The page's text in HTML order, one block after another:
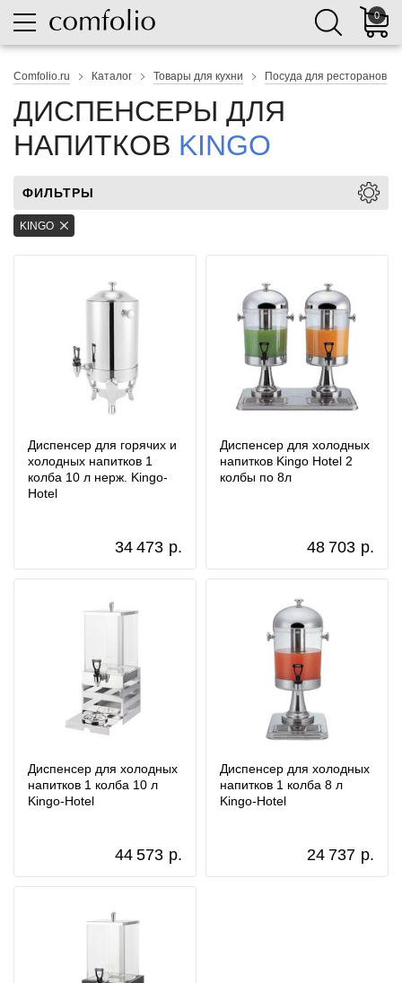
0
Comfolio.ru Каталог Товары для кухни Посуда для ресторанов
ДИСПЕНСЕРЫ ДЛЯ
НАПИТКОВ KINGO
ФИЛЬТРЫ
KINGO
Диспенсер для горячих и
холодных напитков 1
колба 10 л нерж. Kingo-
Hotel
34 473 р.
Диспенсер для холодных
напитков Kingo Hotel 2
колбы по 8л
48 703 р.
Диспенсер для холодных
напитков 1 колба 10 л
Kingo-Hotel
44 573 р.
Диспенсер для холодных
напитков 1 колба 8 л
Kingo-Hotel
24 737 р.